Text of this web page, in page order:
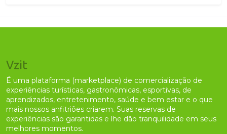
Vzit
É uma plataforma (marketplace) de comercialização de
experiências turísticas, gastronômicas, esportivas, de
aprendizados, entretenimento, saúde e bem estar e o que
mais nossos anfitriões criarem. Suas reservas de
experiências são garantidas e lhe dão tranquilidade em seus
melhores momentos.